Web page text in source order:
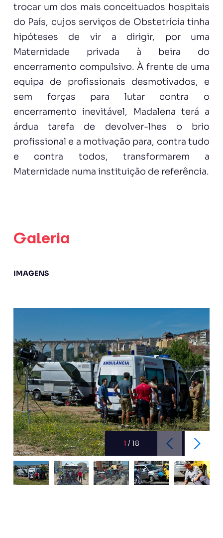
trocar um dos mais conceituados hospitais
do País, cujos serviços de Obstetrícia tinha
hipóteses de vir a dirigir, por uma
Maternidade privada à beira do
encerramento compulsivo. À frente de uma
equipa de profissionais desmotivados, e
sem forças para lutar contra o
encerramento inevitável, Madalena terá a
árdua tarefa de devolver-lhes o brio
profissional e a motivação para, contra tudo
e contra todos, transformarem a
Maternidade numa instituição de referência.
Galeria
IMAGENS
1 / 18